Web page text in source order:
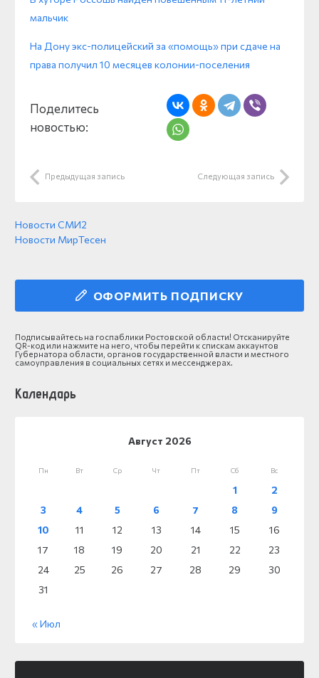
мальчик
На Дону экс-полицейский за «помощь» при сдаче на
права получил 10 месяцев колонии-поселения
Поделитесь
новостью:
Предыдущая запись Следующая запись
Новости СМИ2
Новости МирТесен
ОФОРМИТЬ ПОДПИСКУ
Подписывайтесь на госпаблики Ростовской области! Отсканируйте
QR-код или нажмите на него, чтобы перейти к спискам аккаунтов
Губернатора области, органов государственной власти и местного
самоуправления в социальных сетях и мессенджерах.
Календарь
Август 2026
Пн Вт Ср Чт Пт Сб Вс
1
2
3
4 5 6 7 8
9
10
11 12 13 14 15
16
17
18 19 20 21 22
23
24
25 26 27 28 29
30
31
« Июл